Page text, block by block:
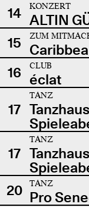
14
KONZERT
ALTIN
15
ZUM
16
CLUB
éclat
17
TANZ
17
TANZ
20
TANZ
Pro